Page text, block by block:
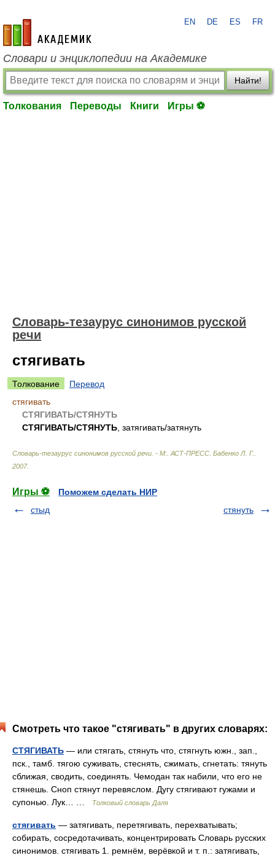
academic.ru
EN DE ES FR
Словари и энциклопедии на Академике
Найти!
Толкования Переводы Книги Игры ⚽
Словарь-тезаурус синонимов русской
речи
стягивать
Толкование
Перевод
стягивать
СТЯГИВАТЬ/СТЯНУТЬ
СТЯГИВАТЬ/СТЯНУТЬ , затягивать/затянуть
Словарь-тезаурус синонимов русской речи. - М:. АСТ-ПРЕСС Бабенко Л. Г.
2007.
Игры ⚽
Поможем сделать НИР
стыд
стянуть
Смотреть что такое "стягивать" в других словарях:
СТЯГИВАТЬ — или стягать, стянуть что, стягнуть южн., зап.,
пск., тамб. тягою суживать, стеснять, сжимать, сгнетать: тянуть
сближая, сводить, соединять. Чемодан так набили, что его не
стянешь. Сноп стянут перевяслом. Дугу стягивают гужами и
супонью. Лук… …
Толковый словарь Даля
стягивать — затягивать, перетягивать, перехватывать;
собирать, сосредотачивать, концентрировать Словарь русских
синонимов. стягивать 1. ремнём, верёвкой и т. п.: затягивать,